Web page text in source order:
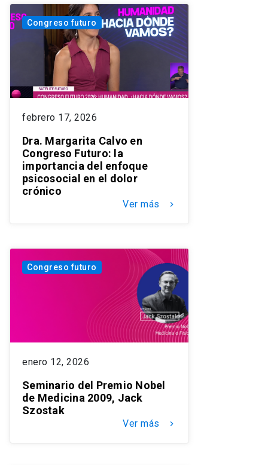
Congreso futuro
febrero 17, 2026
Dra. Margarita Calvo en
Congreso Futuro: la
importancia del enfoque
psicosocial en el dolor
crónico
Ver más keyboard_arrow_right
Congreso futuro
enero 12, 2026
Seminario del Premio Nobel
de Medicina 2009, Jack
Szostak
Ver más keyboard_arrow_right